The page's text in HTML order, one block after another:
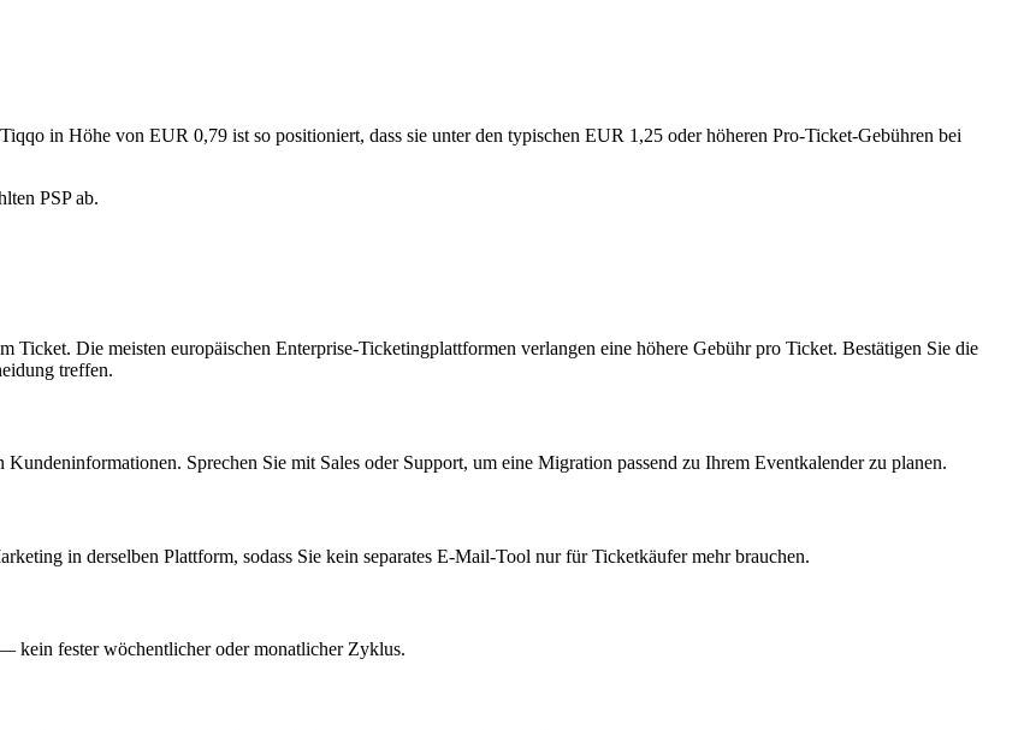
in Höhe von EUR 0,79 ist so positioniert, dass sie unter den typischen EUR 1,25 oder höheren Pro-Ticket-Gebühren bei
PSP ab.
Ticket. Die meisten europäischen Enterprise-Ticketingplattformen verlangen eine höhere Gebühr pro Ticket. Bestätigen Sie die
treffen.
Sprechen Sie mit Sales oder Support, um eine Migration passend zu Ihrem Eventkalender zu planen.
in derselben Plattform, sodass Sie kein separates E-Mail-Tool nur für Ticketkäufer mehr brauchen.
kein fester wöchentlicher oder monatlicher Zyklus.